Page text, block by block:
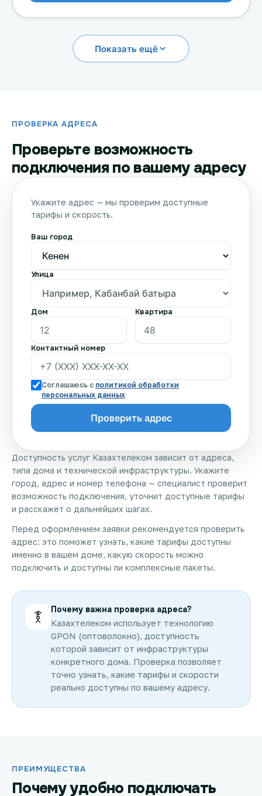
Показать ещё
ПРОВЕРКА АДРЕСА
Проверьте возможность
подключения по вашему адресу
Доступность услуг Казахтелеком зависит от адреса,
типа дома и технической инфраструктуры. Укажите
город, адрес и номер телефона — специалист проверит
возможность подключения, уточнит доступные тарифы
и расскажет о дальнейших шагах.
Перед оформлением заявки рекомендуется проверить
адрес: это поможет узнать, какие тарифы доступны
именно в вашем доме, какую скорость можно
подключить и доступны ли комплексные пакеты.
Почему важна проверка адреса?
Казахтелеком использует технологию
GPON (оптоволокно), доступность
которой зависит от инфраструктуры
конкретного дома. Проверка позволяет
точно узнать, какие тарифы и скорости
реально доступны по вашему адресу.
Укажите адрес — мы проверим доступные
тарифы и скорость.
Ваш город
Улица
Дом Квартира
Контактный номер
Соглашаюсь с политикой обработки
персональных данных
ПРЕИМУЩЕСТВА
Почему удобно подключать